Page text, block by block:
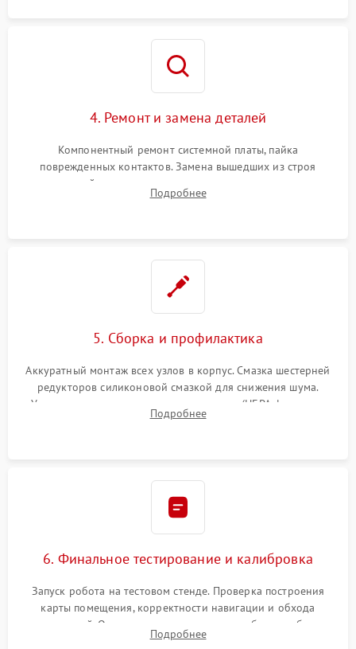
4. Ремонт и замена деталей
Компонентный ремонт системной платы, пайка
поврежденных контактов. Замена вышедших из строя
двигателей, изношенного аккумулятора, неисправного
лидара или помпы подачи воды. Восстановление шлейфов и
Подробнее
5. Сборка и профилактика
Аккуратный монтаж всех узлов в корпус. Смазка шестерней
редукторов силиконовой смазкой для снижения шума.
Установка новых расходных материалов (HEPA-фильтров,
микрофибры, щеток). Надежная фиксация разъемов и
Подробнее
6. Финальное тестирование и калибровка
Запуск робота на тестовом стенде. Проверка построения
карты помещения, корректности навигации и обхода
препятствий. Оценка силы всасывания и работы турбины.
Тестирование автоматического возврата на док-станцию и
Подробнее